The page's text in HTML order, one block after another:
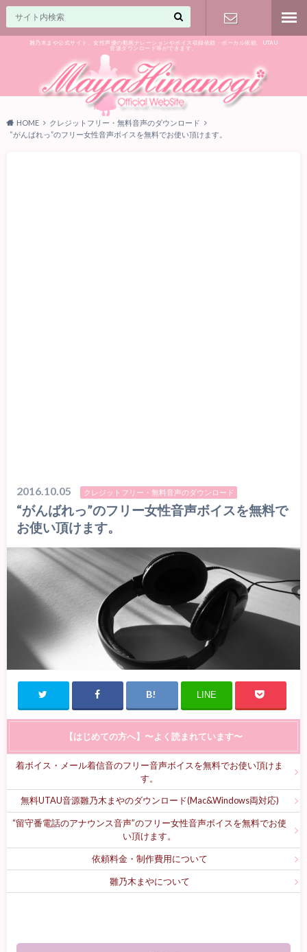
雛乃木まや公式サイト。女性声優の動画ナレーションやボイス収録依頼・ボーカル依頼、UTAU
音源ダウンロード等ができます。
気軽に♪
HOME
クレジットフリー・無料音声のダウンロード
“がんばれっ”のフリー女性音声ボイスを無料でお使い頂けます。
2016.10.05 クレジットフリー・無料音声のダウンロード
“がんばれっ”のフリー女性音声ボイスを無料で
お使い頂けます。
LINE
【はじめての方へ】〜よく読まれています〜
着ボイス・メール着信音のフリー音声ボイスを無料でお使い頂けま
す。
無料UTAU音源雛乃木まやのダウンロード(Mac&Windows両対応)
“留守番電話のアナウンス音声”のフリー女性音声ボイスを無料でお使
い頂けます。
依頼料金・制作費用について
雛乃木まやについて